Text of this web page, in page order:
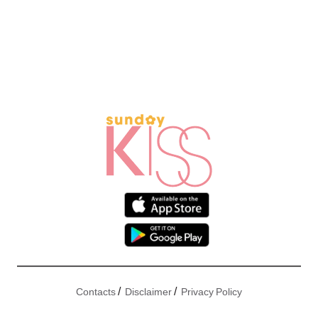
Contacts/ Disclaimer/ Privacy Policy